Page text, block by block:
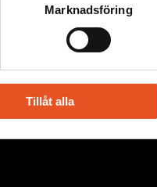
Marknadsföring
Tillåt alla